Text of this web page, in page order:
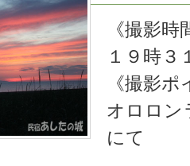
《撮影時
１９時３
《撮影
オロロ
にて